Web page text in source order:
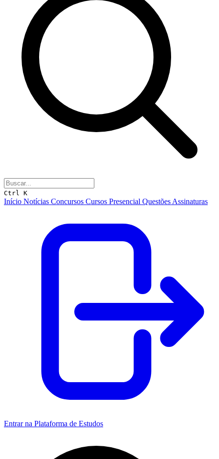
Ctrl K
Início Notícias Concursos Cursos Presencial Questões Assinaturas
Entrar na Plataforma de Estudos